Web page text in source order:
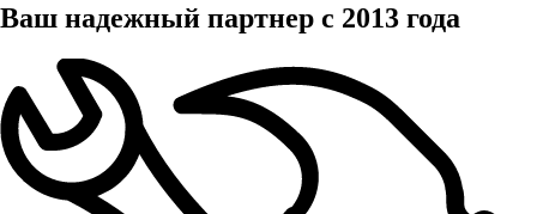
Ваш надежный партнер с 2013 года